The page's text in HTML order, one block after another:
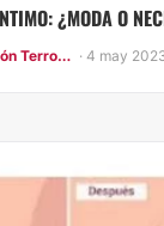
¿MODA O
Dr. Jesús Omar Carreón Terrones · 4 may